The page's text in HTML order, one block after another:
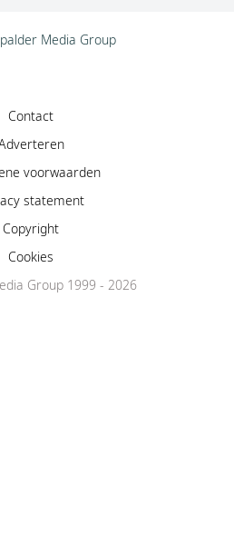
Contact
voorwaarden
statement
Copyright
Cookies
Group 1999 - 2026